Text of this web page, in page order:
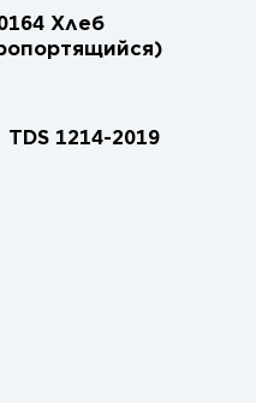
Хлеб
TDS 1214-2019